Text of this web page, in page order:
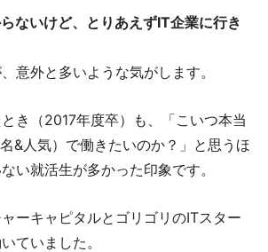
らないけど、とりあえずIT企業に行き
意外と多いような気がします。
き（2017年度卒）も、「こいつ本当
&人気）で働きたいのか？」と思うほ
い就活生が多かった印象です。
ーキャピタルとゴリゴリのITスター
ていました。